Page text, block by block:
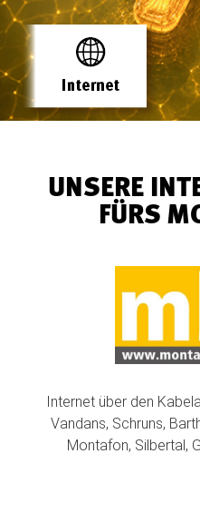
UNSERE
FÜRS
Internet über den
Vandans, Schruns,
Montafon, Silbertal,